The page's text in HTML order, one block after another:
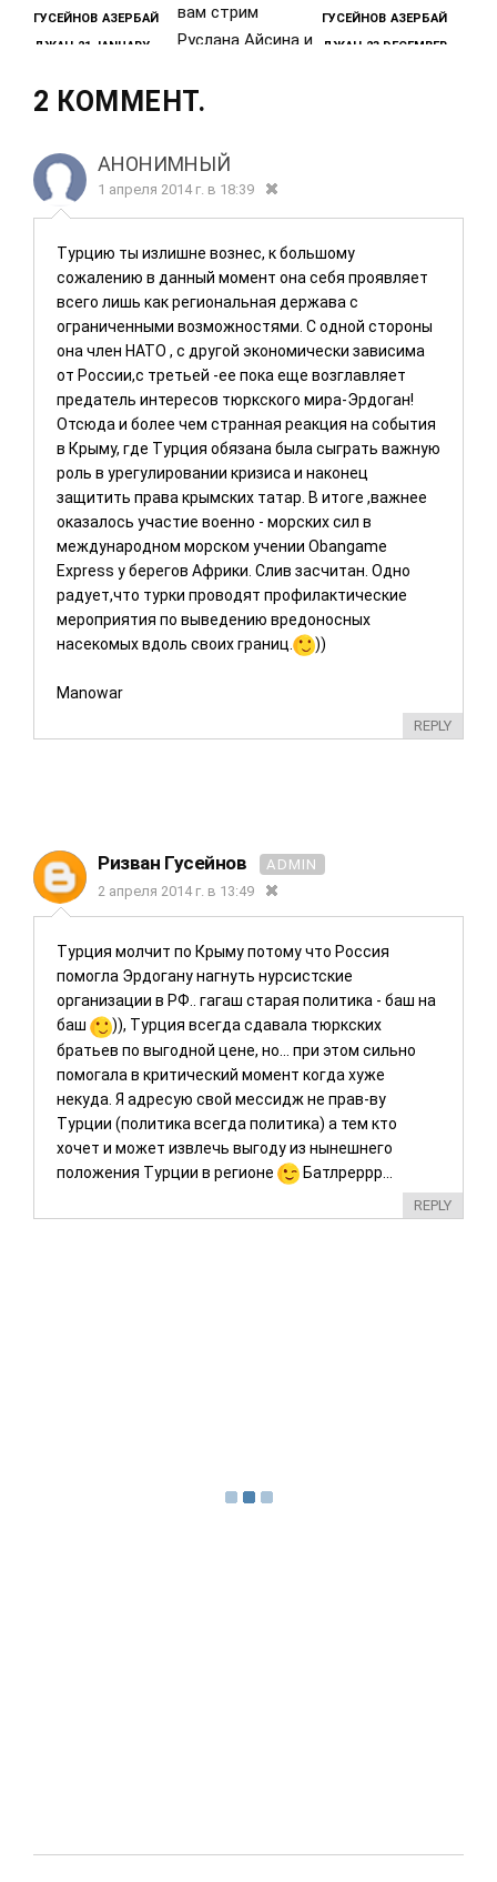
ГУСЕЙНОВ АЗЕРБАЙ
ДЖАН 21 JANUARY
https://diasporne
Tarixi Mərkəzinin
direktoru, UNESCO
kafedrasının
вам стрим
Руслана Айсина и
Гусейнова от 9
который можно
ГУСЕЙНОВ АЗЕРБАЙ
ДЖАН 23 DECEMBER
издательский
Дом «East-West»
издал на
2 КОММЕНТ.
АНОНИМНЫЙ
1 апреля 2014 г. в 18:39
Турцию ты излишне вознес, к большому
сожалению в данный момент она себя проявляет
всего лишь как региональная держава с
ограниченными возможностями. С одной стороны
она член НАТО , с другой экономически зависима
от России,с третьей -ее пока еще возглавляет
предатель интересов тюркского мира-Эрдоган!
Отсюда и более чем странная реакция на события
в Крыму, где Турция обязана была сыграть важную
роль в урегулировании кризиса и наконец
защитить права крымских татар. В итоге ,важнее
оказалось участие военно - морских сил в
международном морском учении Obangame
Express у берегов Африки. Слив засчитан. Одно
радует,что турки проводят профилактические
мероприятия по выведению вредоносных
насекомых вдоль своих границ.
))
Manowar
REPLY
Ризван Гусейнов
ADMIN
2 апреля 2014 г. в 13:49
Турция молчит по Крыму потому что Россия
помогла Эрдогану нагнуть нурсистские
организации в РФ.. гагаш старая политика - баш на
баш
)), Турция всегда сдавала тюркских
братьев по выгодной цене, но... при этом сильно
помогала в критический момент когда хуже
некуда. Я адресую свой мессидж не прав-ву
Турции (политика всегда политика) а тем кто
хочет и может извлечь выгоду из нынешнего
положения Турции в регионе
Батлреррр...
REPLY